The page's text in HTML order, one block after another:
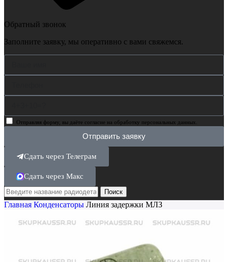
Обратный звонок
Заполните заявку, мы оперативно с вами свяжемся.
Отправляя форму, вы даёте согласие на обработку персональных данных.
Отправить заявку
Сдать через Телеграм
Сдать через Макс
Поиск
Главная Конденсаторы Линия задержки МЛЗ